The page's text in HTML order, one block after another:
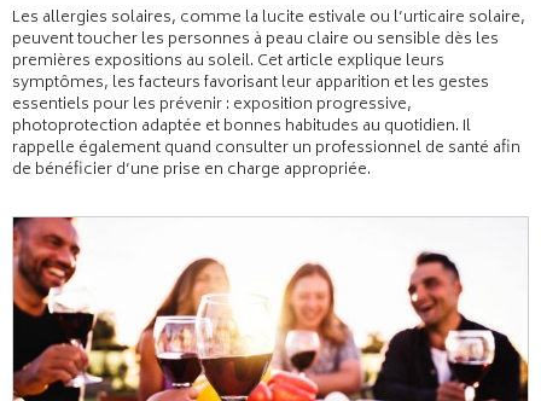
Les allergies solaires, comme la lucite estivale ou l’urticaire solaire,
peuvent toucher les personnes à peau claire ou sensible dès les
premières expositions au soleil. Cet article explique leurs
symptômes, les facteurs favorisant leur apparition et les gestes
essentiels pour les prévenir : exposition progressive,
photoprotection adaptée et bonnes habitudes au quotidien. Il
rappelle également quand consulter un professionnel de santé afin
de bénéficier d’une prise en charge appropriée.